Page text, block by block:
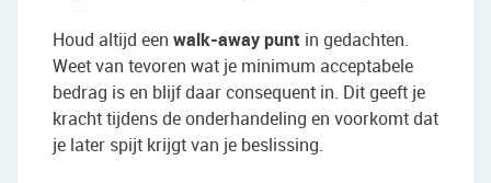
Houd altijd een walk-away punt in gedachten.
Weet van tevoren wat je minimum acceptabele
bedrag is en blijf daar consequent in. Dit geeft je
kracht tijdens de onderhandeling en voorkomt dat
je later spijt krijgt van je beslissing.